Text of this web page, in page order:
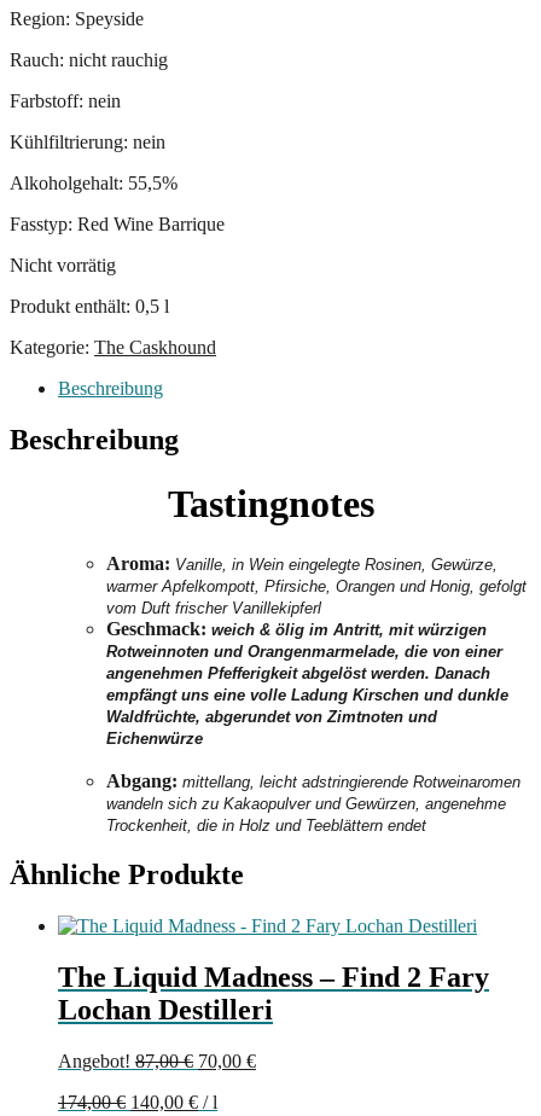
Region: Speyside
Rauch: nicht rauchig
Farbstoff: nein
Kühlfiltrierung: nein
Alkoholgehalt: 55,5%
Fasstyp: Red Wine Barrique
Nicht vorrätig
Produkt enthält: 0,5 l
Kategorie: The Caskhound
Beschreibung
Beschreibung
Tastingnotes
Aroma: Vanille, in Wein eingelegte Rosinen, Gewürze,
warmer Apfelkompott, Pfirsiche, Orangen und Honig, gefolgt
vom Duft frischer Vanillekipferl
Geschmack: weich & ölig im Antritt, mit würzigen
Rotweinnoten und Orangenmarmelade, die von einer
angenehmen Pfefferigkeit abgelöst werden. Danach
empfängt uns eine volle Ladung Kirschen und dunkle
Waldfrüchte, abgerundet von Zimtnoten und
Eichenwürze
Abgang: mittellang, leicht adstringierende Rotweinaromen
wandeln sich zu Kakaopulver und Gewürzen, angenehme
Trockenheit, die in Holz und Teeblättern endet
Ähnliche Produkte
The Liquid Madness – Find 2 Fary
Lochan Destilleri
Angebot! 87,00€ Ursprünglicher
war:
70,00 €Aktueller
174,00€ 140,00 € /l